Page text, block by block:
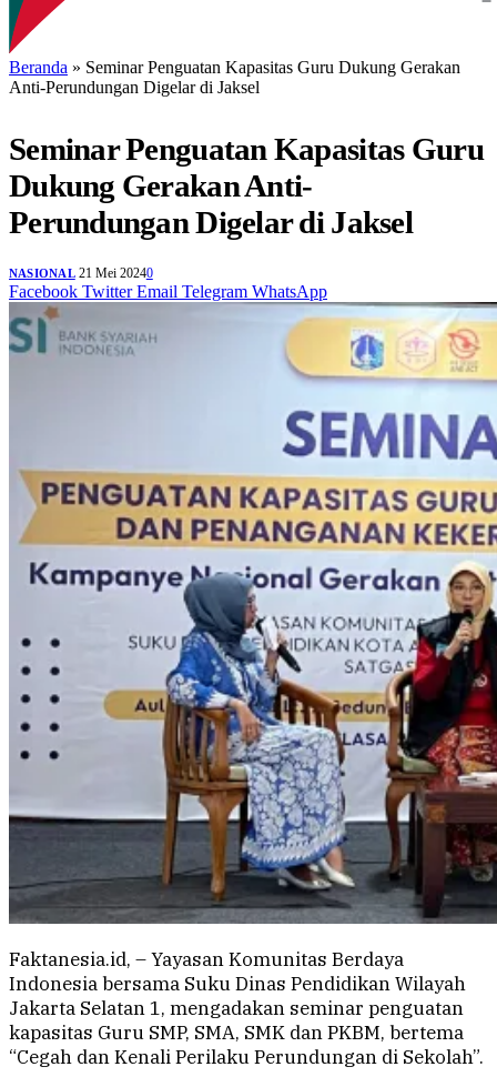
Beranda » Seminar Penguatan Kapasitas Guru Dukung Gerakan
Anti-Perundungan Digelar di Jaksel
Seminar Penguatan Kapasitas Guru
Dukung Gerakan Anti-
Perundungan Digelar di Jaksel
NASIONAL 21 Mei 20240
Facebook Twitter Email Telegram WhatsApp
Faktanesia.id, – Yayasan Komunitas Berdaya
Indonesia bersama Suku Dinas Pendidikan Wilayah
Jakarta Selatan 1, mengadakan seminar penguatan
kapasitas Guru SMP, SMA, SMK dan PKBM, bertema
“Cegah dan Kenali Perilaku Perundungan di Sekolah”.